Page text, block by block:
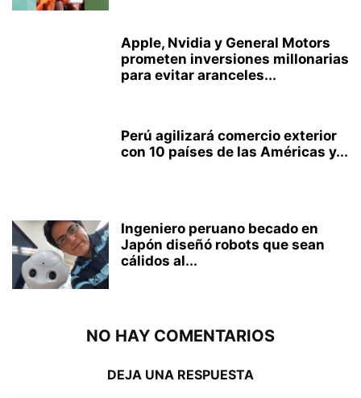
Apple, Nvidia y General Motors
prometen inversiones millonarias
para evitar aranceles...
Perú agilizará comercio exterior
con 10 países de las Américas y...
Ingeniero peruano becado en
Japón diseñó robots que sean
cálidos al...
NO HAY COMENTARIOS
DEJA UNA RESPUESTA